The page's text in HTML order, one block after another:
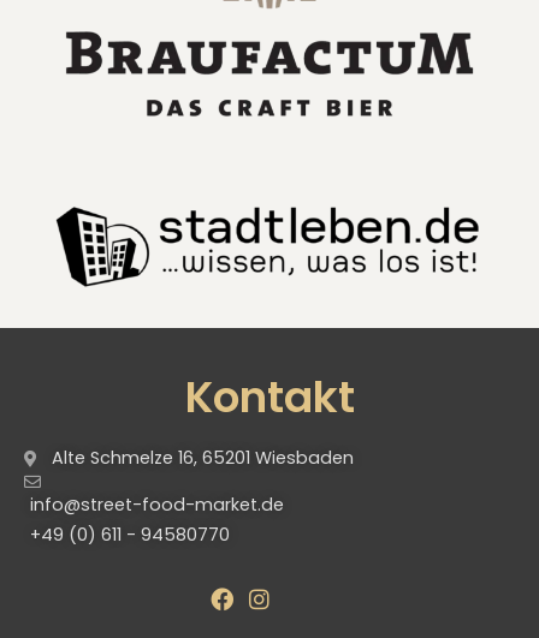
Kontakt
Alte Schmelze 16, 65201 Wiesbaden
info@street-food-market.de
+49 (0) 611 - 94580770